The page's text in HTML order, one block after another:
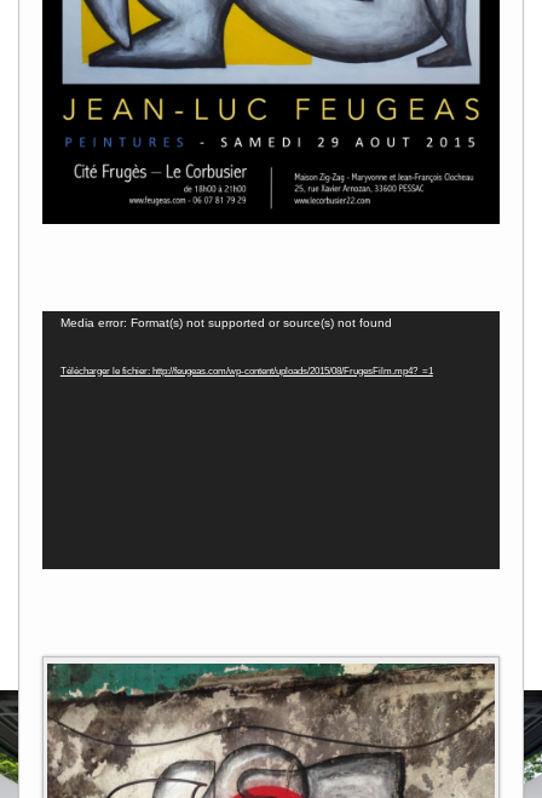
Lecteur
Media error: Format(s) not supported or source(s) not found
Télécharger le fichier: http://feugeas.com/wp-content/uploads/2015/08/FrugesFilm.mp4?_=1